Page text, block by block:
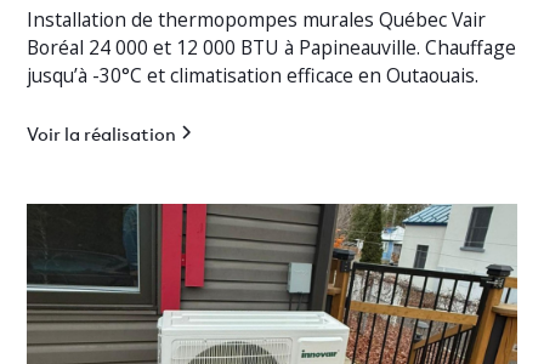
Installation de thermopompes murales Québec Vair
Boréal 24 000 et 12 000 BTU à Papineauville. Chauffage
jusqu’à -30°C et climatisation efficace en Outaouais.
Voir la réalisation